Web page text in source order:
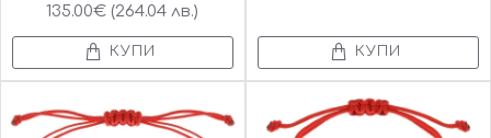
135.00€ (264.04 лв.)
КУПИ КУПИ